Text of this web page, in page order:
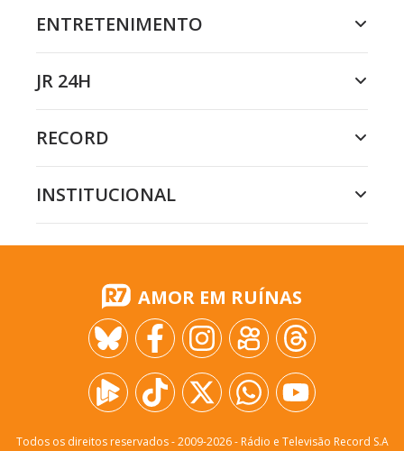
ENTRETENIMENTO
JR 24H
RECORD
INSTITUCIONAL
AMOR EM RUÍNAS
Todos os direitos reservados - 2009-2026- Rádio e Televisão Record S.A